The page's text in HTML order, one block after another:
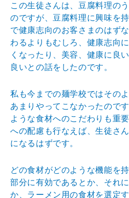
この生徒さんは、豆腐料理の
のですが、豆腐料理に興味を
で健康志向のお客さまのはず
わるよりもむしろ、健康志向
くなったり、美容、健康に良
良いとの話をしたのです。
私も今までの麺学校ではその
あまりやってこなかったので
ような食材へのこだわりも重
への配慮も行なえば、生徒さ
になるはずです。
どの食材がどのような機能を
部分に有効であるとか、それ
か、ラーメン用の食材を選定